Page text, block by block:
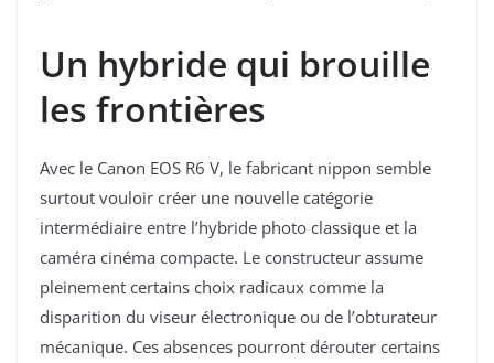
Un hybride qui brouille
les frontières
Avec le Canon EOS R6 V, le fabricant nippon semble
surtout vouloir créer une nouvelle catégorie
intermédiaire entre l’hybride photo classique et la
caméra cinéma compacte. Le constructeur assume
pleinement certains choix radicaux comme la
disparition du viseur électronique ou de l’obturateur
mécanique. Ces absences pourront dérouter certains